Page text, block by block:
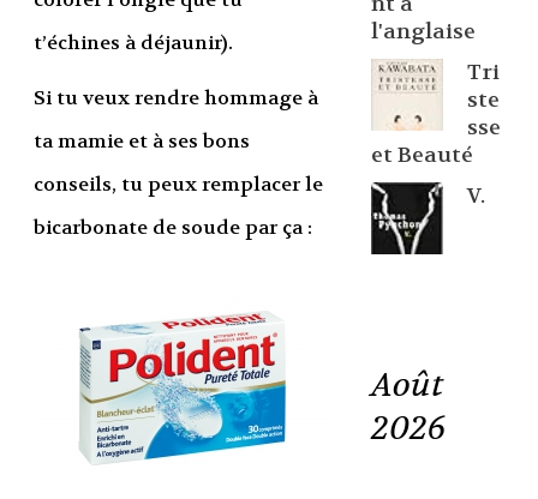
t’échines à déjaunir).
Si tu veux rendre hommage à
ta mamie et à ses bons
conseils, tu peux remplacer le
bicarbonate de soude par ça :
l'anglaise
Tri
ste
sse
et Beauté
V.
Août
2026